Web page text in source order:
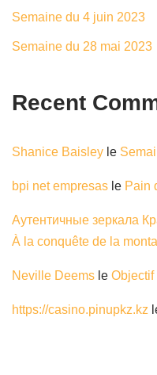
Semaine du 4 juin 2023
Semaine du 28 mai 2023
Recent
Shanice Baisley le
bpi net empresas le Pain
Аутентичные зеркала
À la conquête de la
Neville Deems le Objectif
https://casino.pinupkz.kz